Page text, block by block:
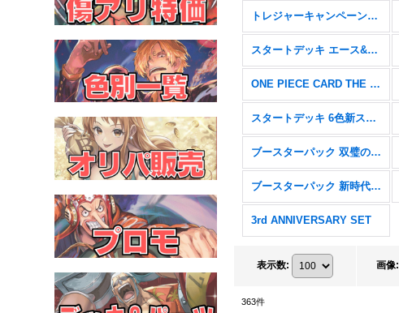
トレジャーキャンペーンパック【P】
スタートデッキ エース&ニューゲート【ST-22】
ONE PIECE CARD THE BEST ストレージボックスセット【P】
スタートデッキ 6色新スタートデッキ【ST-15〜20】
ブースターパック 双璧の覇者【OP-06】
ブースターパック 新時代の主役【OP-05】
3rd ANNIVERSARY SET
表示数: 画像:
363件